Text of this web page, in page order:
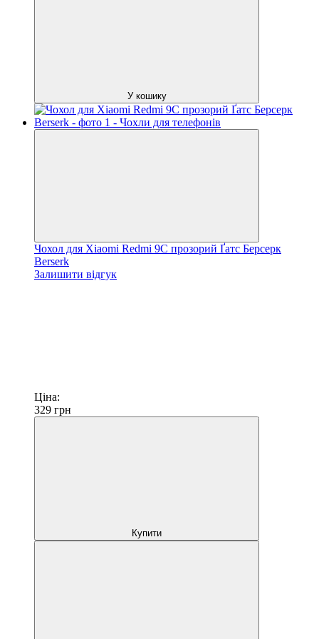
У кошику
Чохол для Xiaomi Redmi 9C прозорий Ґатс Берсерк
Berserk
Залишити відгук
Ціна:
329 грн
Купити